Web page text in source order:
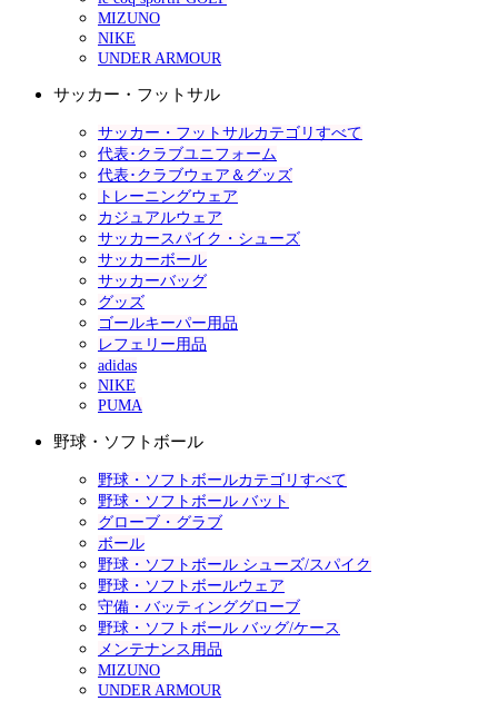
MIZUNO
NIKE
UNDER ARMOUR
サッカー・フットサル
サッカー・フットサルカテゴリすべて
代表･クラブユニフォーム
代表･クラブウェア＆グッズ
トレーニングウェア
カジュアルウェア
サッカースパイク・シューズ
サッカーボール
サッカーバッグ
グッズ
ゴールキーパー用品
レフェリー用品
adidas
NIKE
PUMA
野球・ソフトボール
野球・ソフトボールカテゴリすべて
野球・ソフトボール バット
グローブ・グラブ
ボール
野球・ソフトボール シューズ/スパイク
野球・ソフトボールウェア
守備・バッティンググローブ
野球・ソフトボール バッグ/ケース
メンテナンス用品
MIZUNO
UNDER ARMOUR